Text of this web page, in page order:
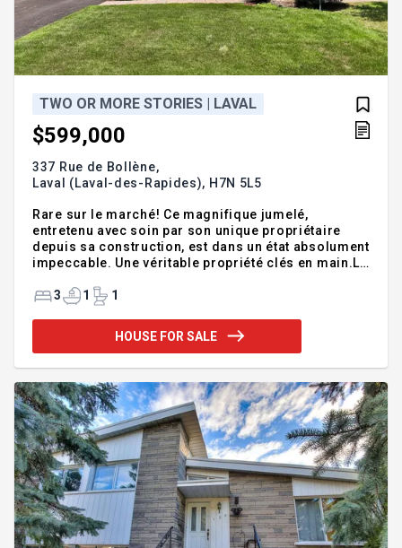
TWO OR MORE STORIES | LAVAL
$599,000
337 Rue de Bollène,
Laval (Laval-des-Rapides), H7N 5L5
Rare sur le marché! Ce magnifique jumelé,
entretenu avec soin par son unique propriétaire
depuis sa construction, est dans un état absolument
impeccable. Une véritable propriété clés en main.La
bonne dimensions.Profitez d'une qualité de vie
exceptionnelle grâce à un emplacement stratégique
à proximité de tous les services. Rare sur le
marché! Ce magnifique jumelé, entretenu avec soin
véritable propriété clés en main.La propriété
propose trois chambres à
3 1 1
HOUSE FOR SALE